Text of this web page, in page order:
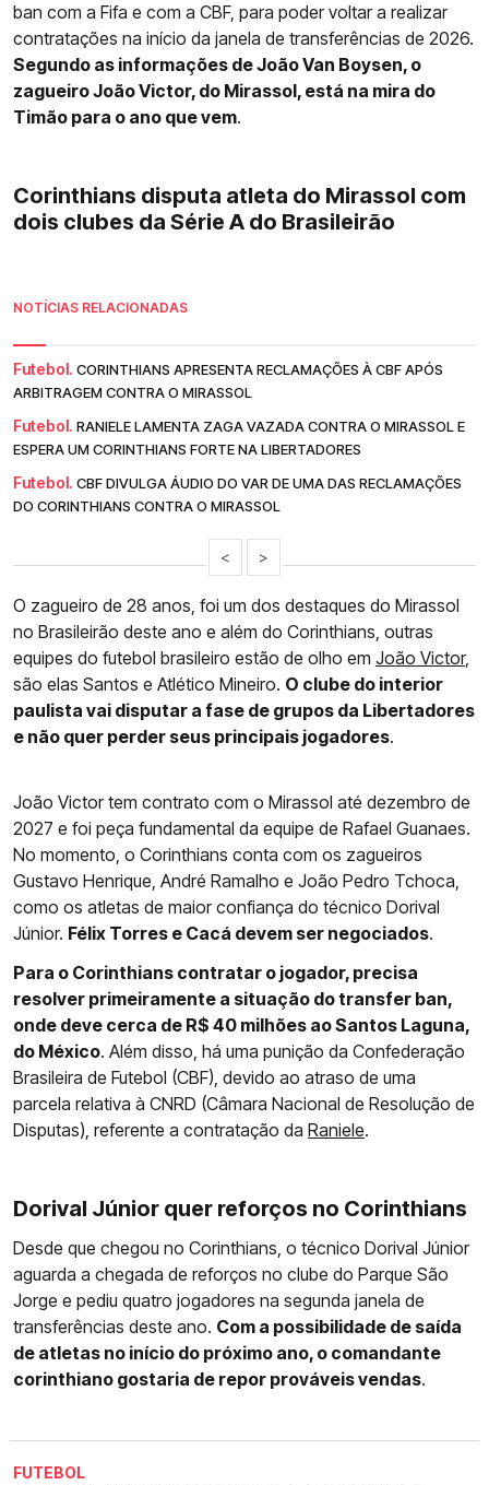
ban com a Fifa e com a CBF, para poder voltar a realizar
contratações na início da janela de transferências de 2026.
Segundo as informações de João Van Boysen, o
zagueiro João Victor, do Mirassol, está na mira do
Timão para o ano que vem.
Corinthians disputa atleta do Mirassol com
dois clubes da Série A do Brasileirão
NOTÍCIAS RELACIONADAS
Futebol. CORINTHIANS APRESENTA RECLAMAÇÕES À CBF APÓS
ARBITRAGEM CONTRA O MIRASSOL
Futebol. RANIELE LAMENTA ZAGA VAZADA CONTRA O MIRASSOL E
ESPERA UM CORINTHIANS FORTE NA LIBERTADORES
Futebol. CBF DIVULGA ÁUDIO DO VAR DE UMA DAS RECLAMAÇÕES
DO CORINTHIANS CONTRA O MIRASSOL
< >
O zagueiro de 28 anos, foi um dos destaques do Mirassol
no Brasileirão deste ano e além do Corinthians, outras
equipes do futebol brasileiro estão de olho em João Victor,
são elas Santos e Atlético Mineiro. O clube do interior
paulista vai disputar a fase de grupos da Libertadores
e não quer perder seus principais jogadores.
João Victor tem contrato com o Mirassol até dezembro de
2027 e foi peça fundamental da equipe de Rafael Guanaes.
No momento, o Corinthians conta com os zagueiros
Gustavo Henrique, André Ramalho e João Pedro Tchoca,
como os atletas de maior confiança do técnico Dorival
Júnior. Félix Torres e Cacá devem ser negociados.
Para o Corinthians contratar o jogador, precisa
resolver primeiramente a situação do transfer ban,
onde deve cerca de R$ 40 milhões ao Santos Laguna,
do México. Além disso, há uma punição da Confederação
Brasileira de Futebol (CBF), devido ao atraso de uma
parcela relativa à CNRD (Câmara Nacional de Resolução de
Disputas), referente a contratação da Raniele.
Dorival Júnior quer reforços no Corinthians
Desde que chegou no Corinthians, o técnico Dorival Júnior
aguarda a chegada de reforços no clube do Parque São
Jorge e pediu quatro jogadores na segunda janela de
transferências deste ano. Com a possibilidade de saída
de atletas no início do próximo ano, o comandante
corinthiano gostaria de repor prováveis vendas.
FUTEBOL